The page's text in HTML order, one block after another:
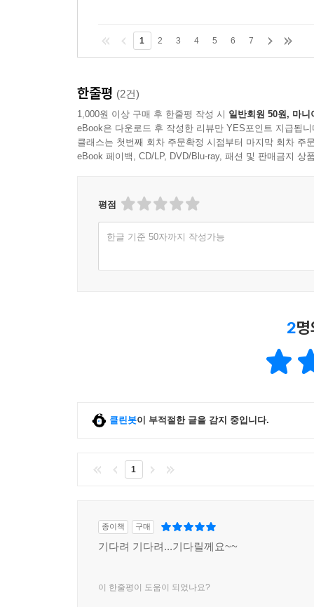
1 2 3 4 5 6 7
한줄평 (2건)
1,000원 이상 구매 후 한줄평 작성 시 일반회원 50원, 마니
eBook은 다운로드 후 작성한 리뷰만 YES포인트 지급됩니
클래스는 첫번째 회차 주문확정 시점부터 마지막 회차 주
eBook 페이백, CD/LP, DVD/Blu-ray, 패션 및 판매금지 상
평점
한글 기준 50자까지 작성가능
2
클린봇이 부적절한 글을 감지 중입니다.
1
종이책 구매
기다려 기다려...기다릴께요~~
이 한줄평이 도움이 되었나요?